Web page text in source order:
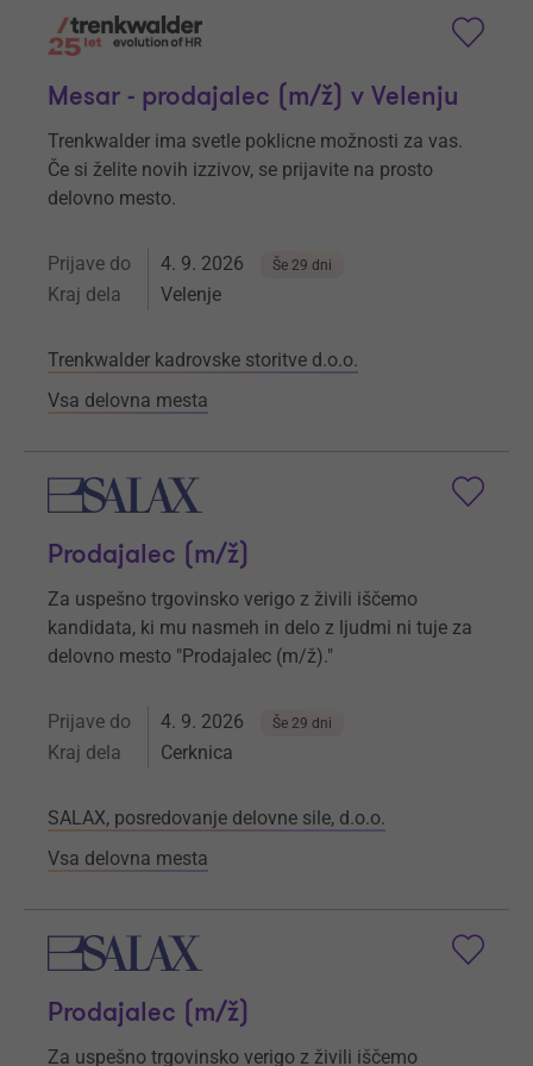
Mesar - prodajalec (m/ž) v Velenju
Trenkwalder ima svetle poklicne možnosti za vas.
Če si želite novih izzivov, se prijavite na prosto
delovno mesto.
Prijave do 4. 9. 2026 Še 29 dni
Kraj dela Velenje
Trenkwalder kadrovske storitve d.o.o.
Vsa delovna mesta
Prodajalec (m/ž)
Za uspešno trgovinsko verigo z živili iščemo
kandidata, ki mu nasmeh in delo z ljudmi ni tuje za
delovno mesto "Prodajalec (m/ž)."
Prijave do 4. 9. 2026 Še 29 dni
Kraj dela Cerknica
SALAX, posredovanje delovne sile, d.o.o.
Vsa delovna mesta
Prodajalec (m/ž)
Za uspešno trgovinsko verigo z živili iščemo